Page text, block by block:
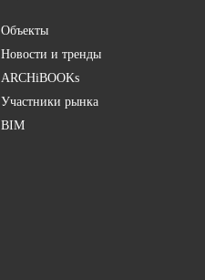
Объекты
Новости и тренды
ARCHiBOOKs
Участники рынка
BIM